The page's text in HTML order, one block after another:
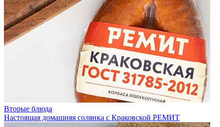
Вторые блюда
Настоящая домашняя солянка с Краковской РЕМИТ